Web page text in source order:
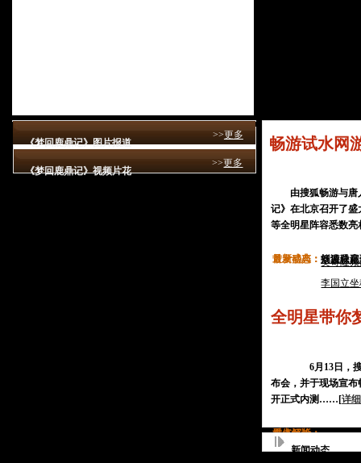
《梦回鹿鼎记》图片报道
>>更多
《梦回鹿鼎记》视频片花
>>更多
畅游试水网
由搜狐畅游与唐人
记》在北京召开了
等全明星阵容悉数
首发盛典：搜狐联
畅游总
最新动态：刘诗诗
《鹿鼎
吴奇隆
李国立
全明星带你
6月13日，搜狐
布会，并于现场宣布
开正式内测……[详细
媒体评论：人民网
广州日
新快报
看点解析：香港金
新闻动态